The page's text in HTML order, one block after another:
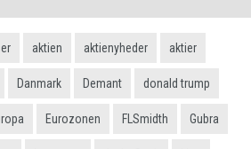
aktien aktienyheder aktier
Danmark Demant donald trump
Eurozonen FLSmidth Gubra